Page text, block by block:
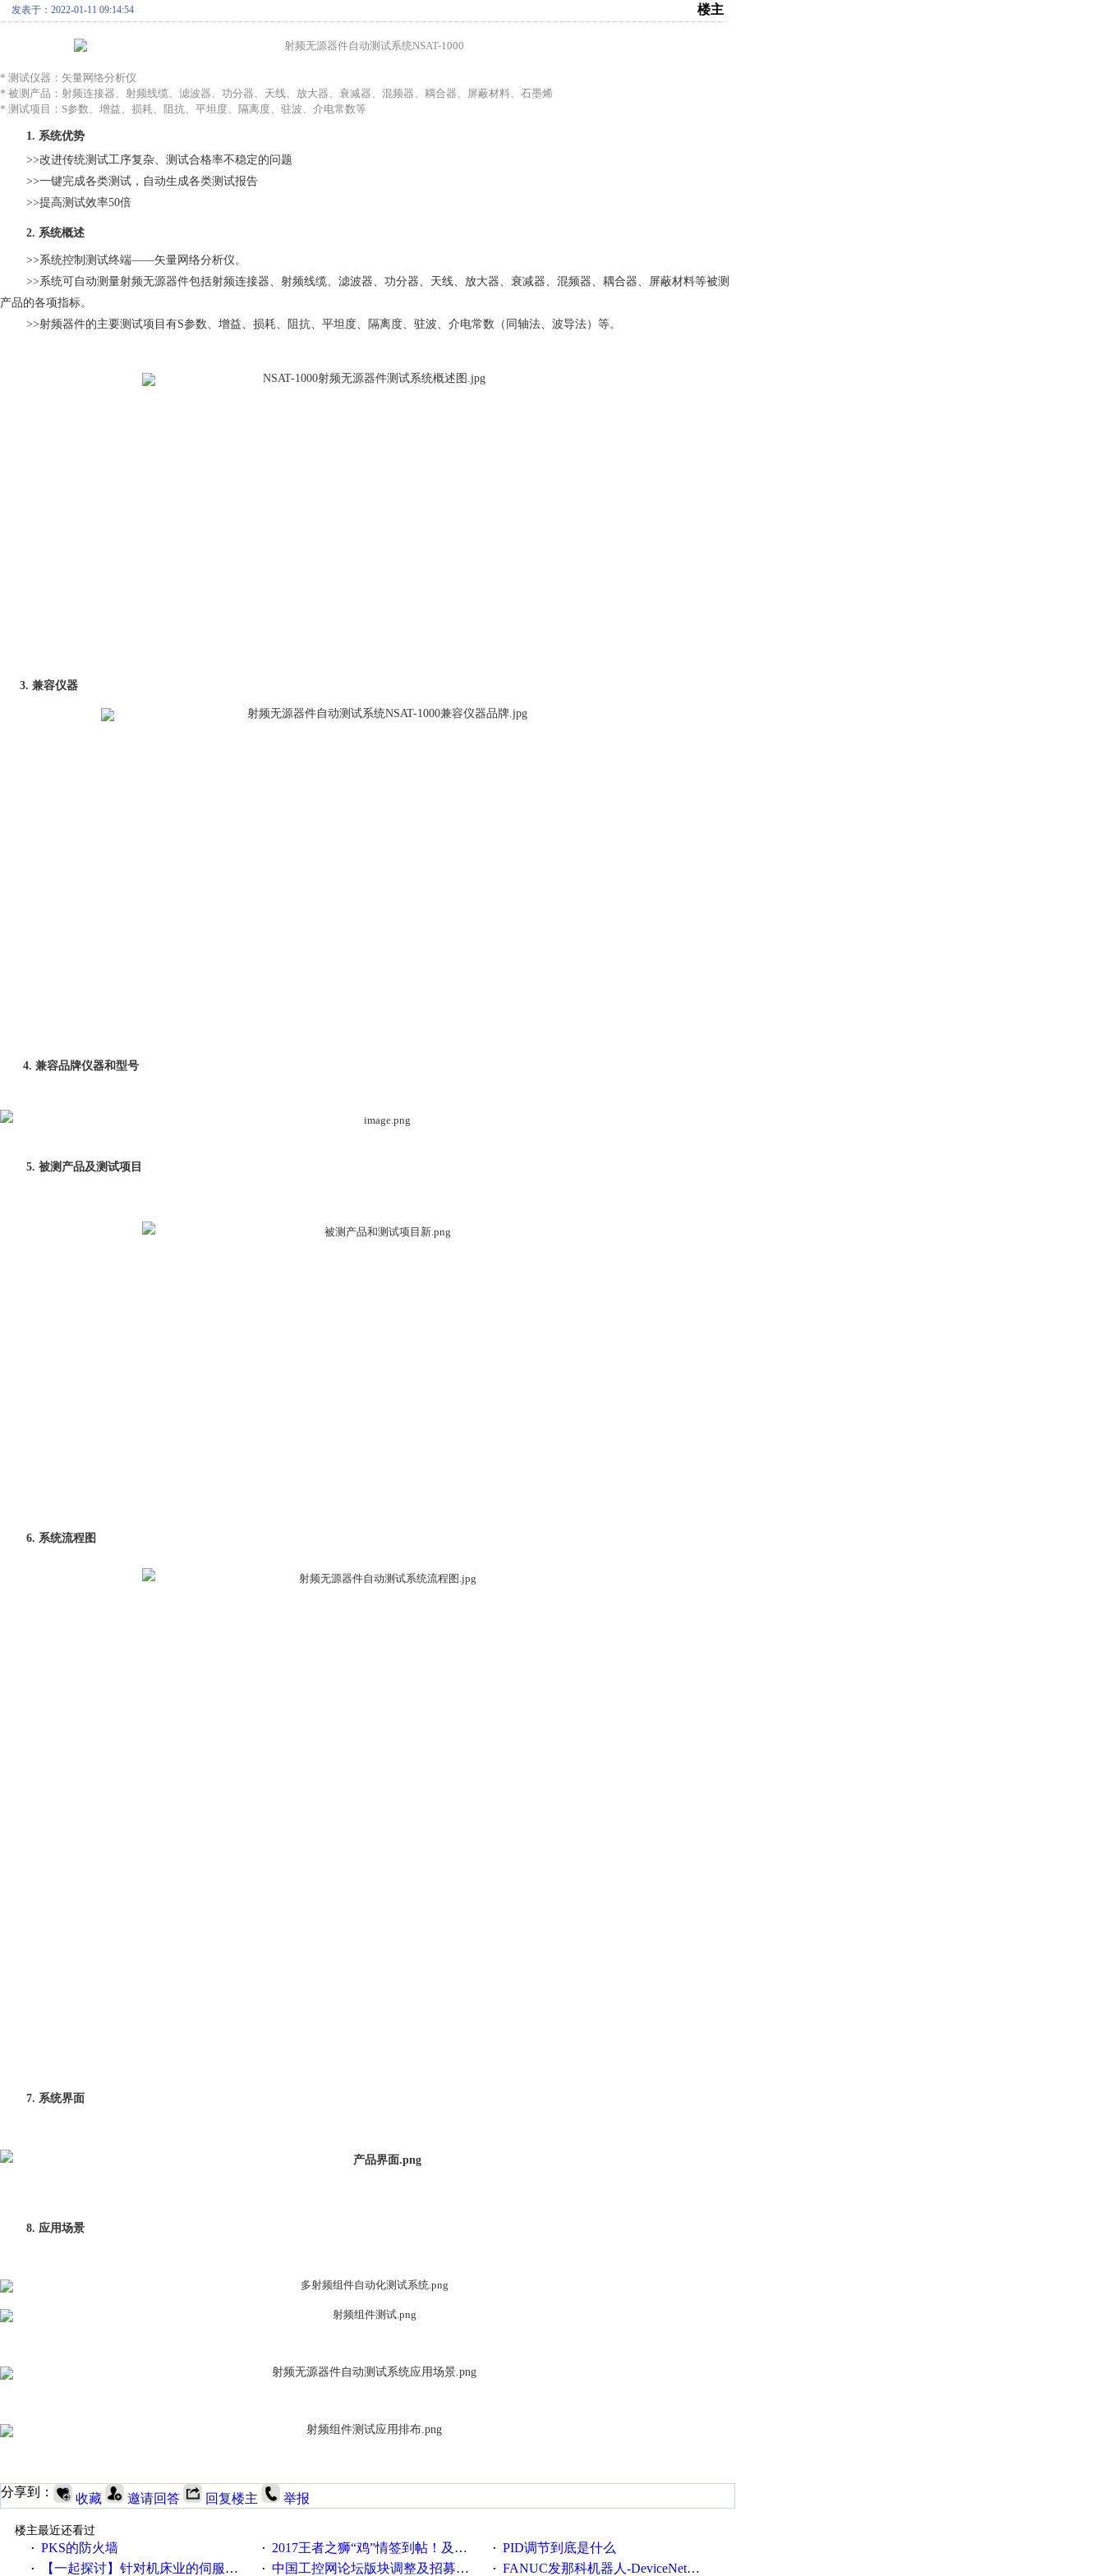
发表于：2022-01-11 09:14:54 楼主
* 测试仪器：矢量网络分析仪
* 被测产品：射频连接器、射频线缆、滤波器、功分器、天线、放大器、衰减器、混频器、耦合器、屏蔽材料、石墨烯
* 测试项目：S参数、增益、损耗、阻抗、平坦度、隔离度、驻波、介电常数等
1. 系统优势
>>改进传统测试工序复杂、测试合格率不稳定的问题
>>一键完成各类测试，自动生成各类测试报告
>>提高测试效率50倍
2. 系统概述
>>系统控制测试终端——矢量网络分析仪。
>>系统可自动测量射频无源器件包括射频连接器、射频线缆、滤波器、功分器、天线、放大器、衰减器、混频器、耦合器、屏蔽材料等被测
产品的各项指标。
>>射频器件的主要测试项目有S参数、增益、损耗、阻抗、平坦度、隔离度、驻波、介电常数（同轴法、波导法）等。
3. 兼容仪器
4. 兼容品牌仪器和型号
5. 被测产品及测试项目
6. 系统流程图
7. 系统界面
8. 应用场景
分享到： 收藏 邀请回答 回复楼主 举报
楼主最近还看过
· PKS的防火墙 · 2017王者之狮“鸡”情签到帖！及时更新在线研讨会预告 · PID调节到底是什么
· 【一起探讨】针对机床业的伺服系统发展，您的期望是什么？ · 中国工控网论坛版块调整及招募版主公告 · FANUC发那科机器人-DeviceNet通信使用手册(中文)